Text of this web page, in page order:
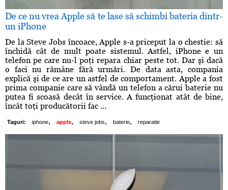
De ce nu vrea Apple să te lase să schimbi bateria dintr-
un iPhone
De la Steve Jobs încoace, Apple s-a priceput la o chestie: să
închidă cât de mult poate sistemul. Astfel, iPhone e un
telefon pe care nu-l poţi repara chiar peste tot. Dar şi dacă
o faci nu rămâne fără urmări. De data asta, compania
explică şi de ce are un astfel de comportament. Apple a fost
prima companie care să vândă un telefon a cărui baterie nu
putea fi scoasă decât în service. A funcţionat atât de bine,
încât toţi producătorii fac ...
Taguri: iphone, apple, steve jobs, baterie, reparatie